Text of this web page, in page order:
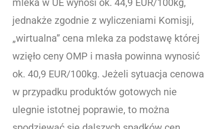
mleka w UE wynosi ok. 44,9 EUR/100kg,
jednakże zgodnie z wyliczeniami Komisji,
„wirtualna” cena mleka za podstawę której
wzięło ceny OMP i masła powinna wynosić
ok. 40,9 EUR/100kg. Jeżeli sytuacja cenowa
w przypadku produktów gotowych nie
ulegnie istotnej poprawie, to można